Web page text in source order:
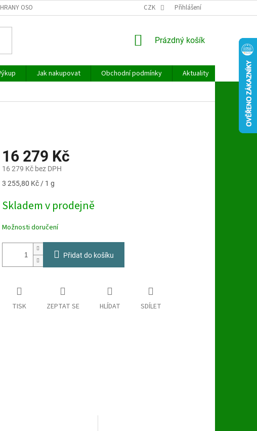
OSOBNÍCH ÚDAJŮ CZK Přihlášení
NÁKUPNÍ
Prázdný košík
Jak nakupovat Obchodní podmínky Aktuality
Kontakt
16 279 Kč
16 279 Kč bez DPH
Měrná
3 255,80 Kč / 1 g
Skladem v prodejně
Možnosti doručení
Přidat do košíku
TISK ZEPTAT SE HLÍDAT SDÍLET